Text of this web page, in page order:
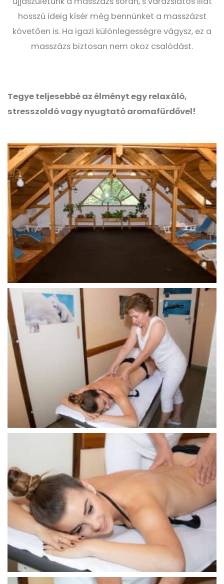
hosszú ideig kísér még bennünket a masszázst
követően is. Ha igazi különlegességre vágysz, ez a
masszázs biztosan nem okoz csalódást.
Tegye teljesebbé az élményt egy relaxáló,
stresszoldó vagy nyugtató aromafürdővel!